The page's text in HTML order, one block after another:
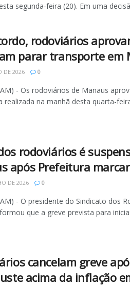
segunda-feira (20). Em uma
rodoviários
parar transporte em
DE 2026 0
- Os rodoviários de Manaus
realizada na manhã desta quarta-
rodoviários é
após Prefeitura
DE 2026 0
- O presidente do Sindicato dos
que a greve prevista para
cancelam greve
acima da inflação